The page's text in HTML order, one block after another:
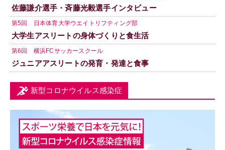
佐藤謙介選手・斉藤光毅選手インタビュー
第5回 日本体育大学ウエイトリフティング部
大学生アスリートの身体づくりと食生活
第6回 横浜FCサッカースクール
ジュニアアスリートの発育・発達と食事
新型コロナウイルス感染症